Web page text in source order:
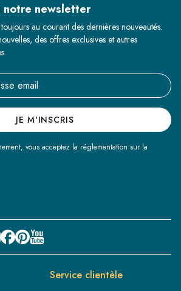
notre newsletter
au courant des dernières nouveautés.
des offres exclusives et autres
JE M'INSCRIS
vous acceptez la réglementation sur la
Service clientèle